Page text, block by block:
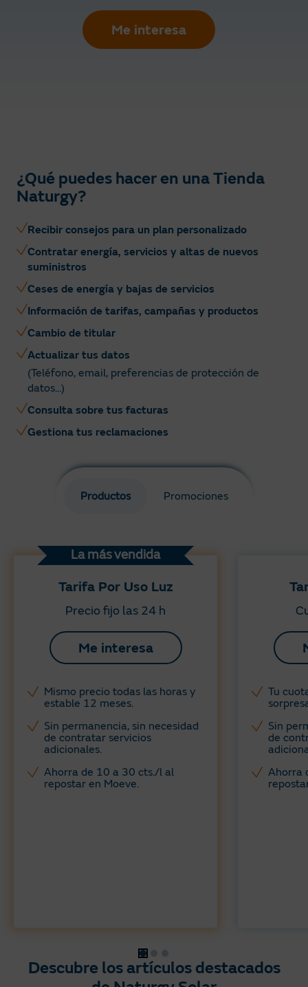
Me interesa
¿Qué puedes hacer en una Tienda
Naturgy?
Recibir consejos para un plan personalizado
Contratar energía, servicios y altas de nuevos
suministros
Ceses de energía y bajas de servicios
Información de tarifas, campañas y productos
Cambio de titular
Actualizar tus datos
(Teléfono, email, preferencias de protección de
datos...)
Consulta sobre tus facturas
Gestiona tus reclamaciones
Productos Promociones
La más vendida
Tarifa Por Uso Luz
Precio fijo las 24 h
Me interesa
Mismo precio todas las horas y
estable 12 meses. ​
Sin permanencia, sin necesidad
de contratar servicios
adicionales​.
Ahorra de 10 a 30 cts./l al
repostar en Moeve.
Tu
Sin
de
Ahorra
Descubre los artículos destacados